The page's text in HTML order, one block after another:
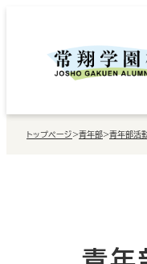
トップページ >青年部>青年部活